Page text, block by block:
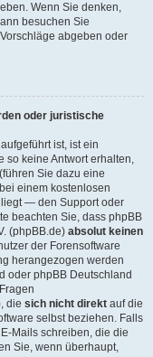
Wenn Sie denken,
besuchen Sie
abgeben oder
oder juristische
ist, ist ein
so keine Antwort erhalten,
Sie dazu eine
einem kostenlosen
liegt — den Support oder
beachten Sie, dass phpBB
(phpBB.de) absolut keinen
der Forensoftware
herangezogen werden
oder phpBB Deutschland
die sich nicht direkt auf die
selbst beziehen. Falls
Mails schreiben, die die
Sie, wenn überhaupt,